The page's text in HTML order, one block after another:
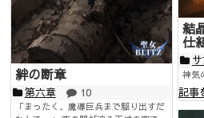
絆の断章
第六章 10
「まったく、魔導巨兵まで駆り出すだ
結
仕
神気
記事